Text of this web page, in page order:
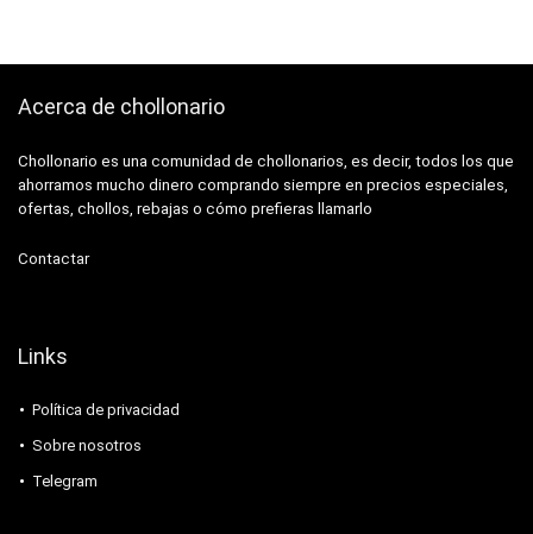
Acerca de chollonario
Chollonario es una comunidad de chollonarios, es decir, todos los que
ahorramos mucho dinero comprando siempre en precios especiales,
ofertas, chollos, rebajas o cómo prefieras llamarlo
Contactar
Links
Política de privacidad
Sobre nosotros
Telegram